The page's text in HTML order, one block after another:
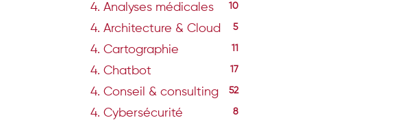
4. Analyses médicales 10
4. Architecture & Cloud 5
4. Cartographie 11
4. Chatbot 17
4. Conseil & consulting 52
4. Cybersécurité 8